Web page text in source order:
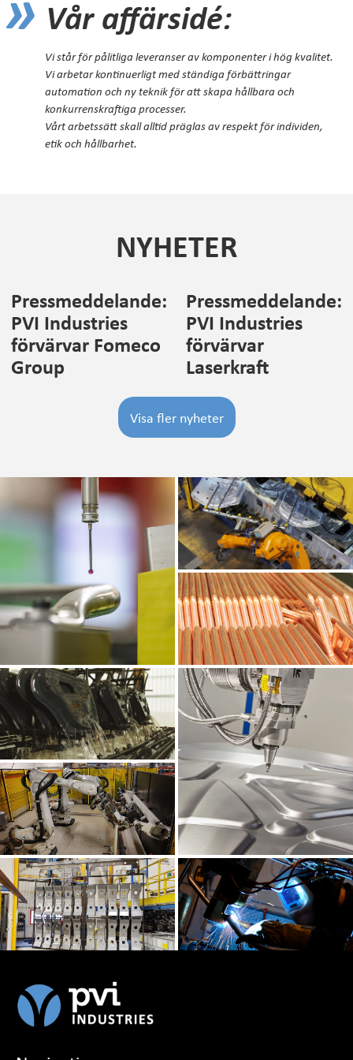
Vår affärsidé:
Vi står för pålitliga leveranser av komponenter i hög kvalitet.
Vi arbetar kontinuerligt med ständiga förbättringar
automation och ny teknik för att skapa hållbara och
konkurrenskraftiga processer.
Vårt arbetssätt skall alltid präglas av respekt för individen,
etik och hållbarhet.
NYHETER
Pressmeddelande:
PVI Industries
förvärvar Fomeco
Group
Pressmeddelande:
PVI Industries
förvärvar
Laserkraft
Visa fler nyheter